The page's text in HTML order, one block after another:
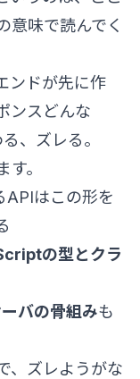
意味で読んでく
ンドが先に作
ンスどんな
、ズレる。
。
APIはこの形を
の型とクラ
バの骨組みも
、ズレようがな